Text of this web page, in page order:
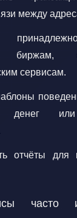
между
биржам,
сервисам.
денег или
отчёты для
часто